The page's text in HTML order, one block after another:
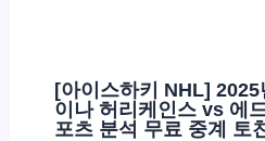
[아이스하키 NHL]
이나 허리케인스 vs 에
포츠 분석 무료 중계 토